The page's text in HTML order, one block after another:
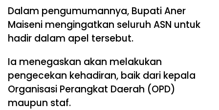
Dalam pengumumannya, Bupati Aner
Maiseni mengingatkan seluruh ASN untuk
hadir dalam apel tersebut.
Ia menegaskan akan melakukan
pengecekan kehadiran, baik dari kepala
Organisasi Perangkat Daerah (OPD)
maupun staf.